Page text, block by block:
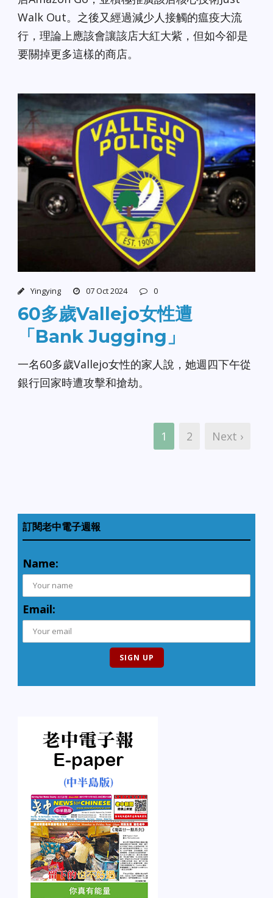
Walk Out。之後又經過減少人接觸的瘟疫大流
行，理論上應該會讓該店大紅大紫，但如今卻是
要關掉更多這樣的商店。
Yingying 07 Oct 2024 0
60多歲Vallejo女性遭
「Bank Jugging」
一名60多歲Vallejo女性的家人說，她週四下午從
銀行回家時遭攻擊和搶劫。
1 2 Next ›
訂閱老中電子週報
Name:
Email: